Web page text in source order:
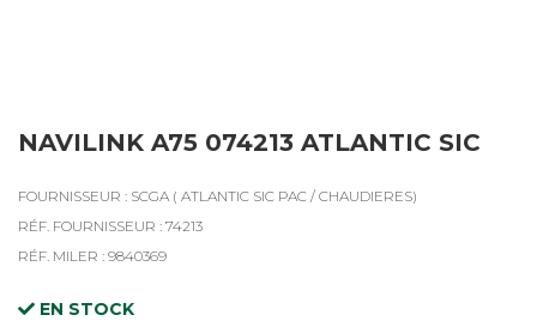
NAVILINK A75 074213 ATLANTIC SIC
FOURNISSEUR : SCGA ( ATLANTIC SIC PAC / CHAUDIERES)
RÉF. FOURNISSEUR : 74213
RÉF. MILER : 9840369
EN STOCK